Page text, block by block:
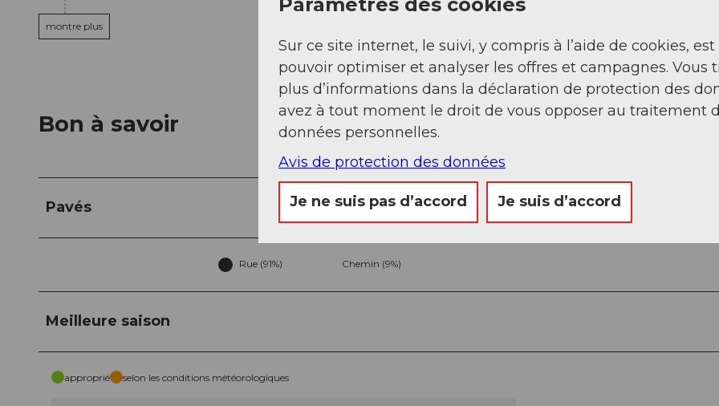
montre plus
Bon à savoir
Pavés
Rue (91%) Chemin (9%)
Meilleure saison
approprié selon les conditions météorologiques
Sur ce site internet, le suivi, y compris à l’aide de cookies,
pouvoir optimiser et analyser les offres et campagnes. Vous
plus d’informations dans la déclaration de protection des
avez à tout moment le droit de vous opposer au traitement
données personnelles.
Avis de protection des données
Je ne suis pas d’accord Je suis d’accord